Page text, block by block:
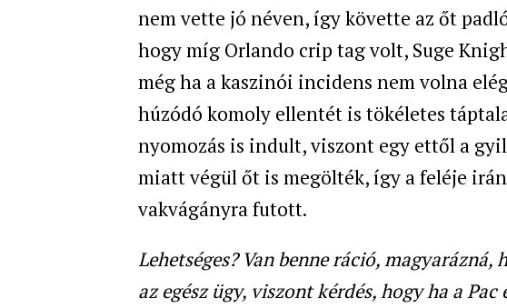
nem vette jó néven, így követte az őt
hogy míg Orlando crip tag volt, Suge
még ha a kaszinói incidens nem volna
húzódó komoly ellentét is tökéletes
nyomozás is indult, viszont egy ettől a
miatt végül őt is megölték, így a feléje
vakvágányra futott.
Lehetséges? Van benne ráció,
az egész ügy, viszont kérdés, hogy ha a